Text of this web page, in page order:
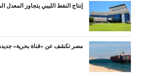
إنتاج النفط الليبي يتجاوز المعدل
مصر تكشف عن «قناة بحرية»